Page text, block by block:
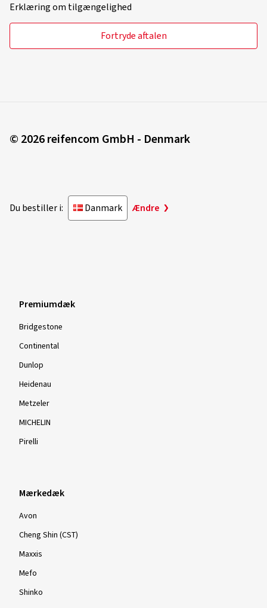
Erklæring om tilgængelighed
Fortryde aftalen
© 2026 reifencom GmbH - Denmark
Du bestiller i: Danmark Ændre
Premiumdæk
Bridgestone
Continental
Dunlop
Heidenau
Metzeler
MICHELIN
Pirelli
Mærkedæk
Avon
Cheng Shin (CST)
Maxxis
Mefo
Shinko